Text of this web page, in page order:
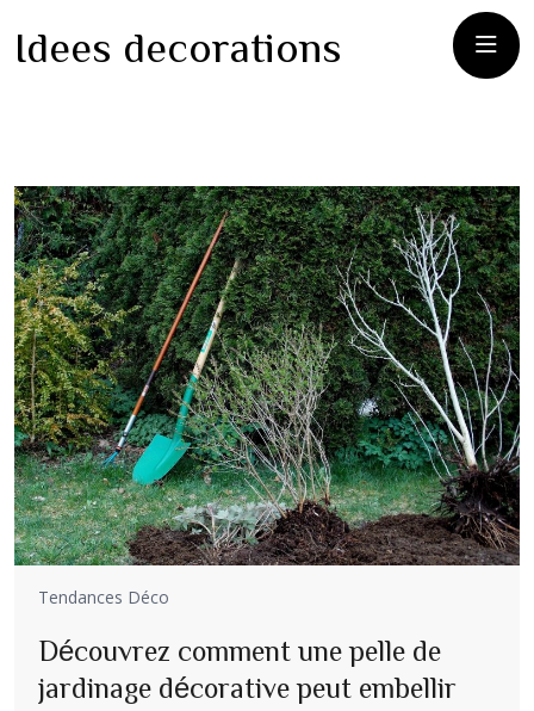
Idees decorations
Tendances Déco
Découvrez comment une pelle de
jardinage décorative peut embellir